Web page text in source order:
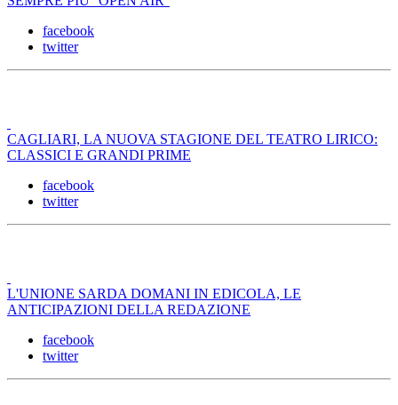
facebook
twitter
CAGLIARI, LA NUOVA STAGIONE DEL TEATRO LIRICO:
CLASSICI E GRANDI PRIME
facebook
twitter
L'UNIONE SARDA DOMANI IN EDICOLA, LE
ANTICIPAZIONI DELLA REDAZIONE
facebook
twitter